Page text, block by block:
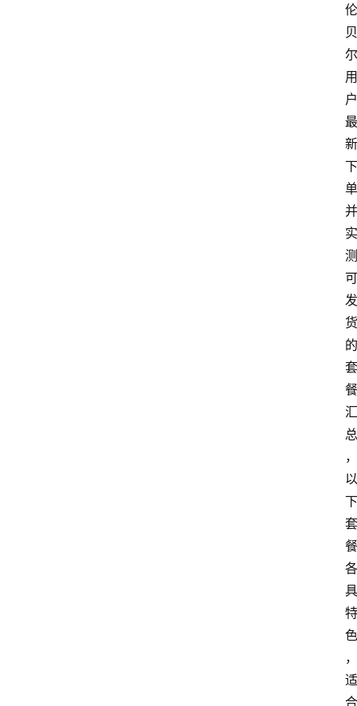
伦
贝
尔
用
户
最
新
下
单
并
实
测
可
发
货
的
套
餐
汇
总
，
以
下
套
餐
各
具
特
色
，
适
合